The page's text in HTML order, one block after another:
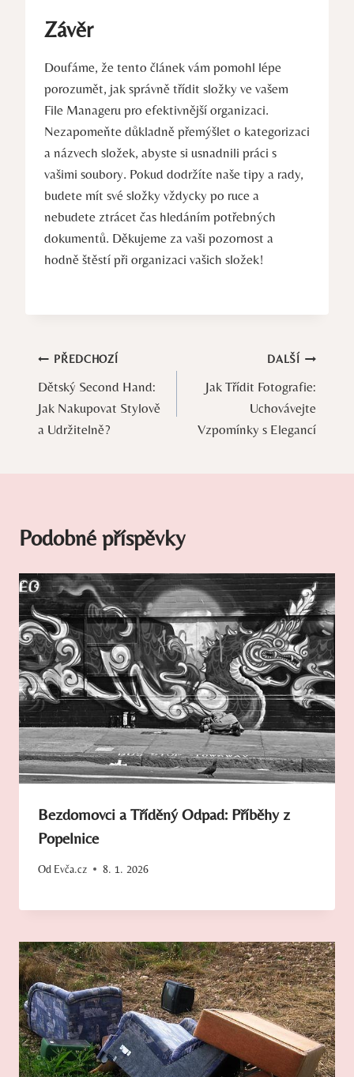
Závěr
Doufáme, že tento článek vám pomohl lépe
porozumět, jak správně třídit složky ve vašem
File Manageru pro efektivnější organizaci.
Nezapomeňte důkladně přemýšlet o kategorizaci
a názvech složek, abyste si usnadnili práci s
vašimi soubory. Pokud dodržíte naše tipy a rady,
budete mít své složky vždycky po ruce a
nebudete ztrácet čas hledáním potřebných
dokumentů. Děkujeme za vaši pozornost a
hodně štěstí při organizaci vašich složek!
Navigace
pro
příspěvek
PŘEDCHOZÍ
Dětský Second Hand:
Jak Nakupovat Stylově
a Udržitelně?
DALŠÍ
Jak Třídit Fotografie:
Uchovávejte
Vzpomínky s Elegancí
Podobné příspěvky
Bezdomovci a Tříděný Odpad: Příběhy z
Popelnice
Od Evča.cz 8. 1. 2026